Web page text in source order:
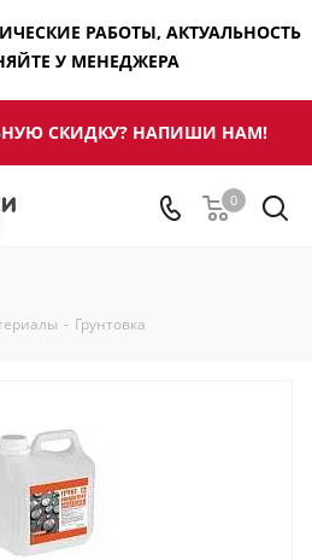
РАБОТЫ, АКТУАЛЬНОСТЬ
У МЕНЕДЖЕРА
СКИДКУ? НАПИШИ НАМ!
0
- Грунтовка